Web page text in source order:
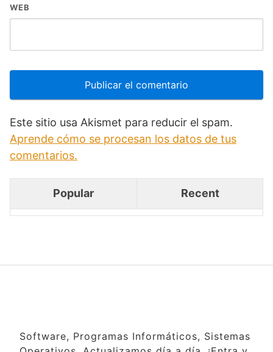
WEB
Este sitio usa Akismet para reducir el spam.
Aprende cómo se procesan los datos de tus
comentarios.
Popular Recent
Software, Programas Informáticos, Sistemas